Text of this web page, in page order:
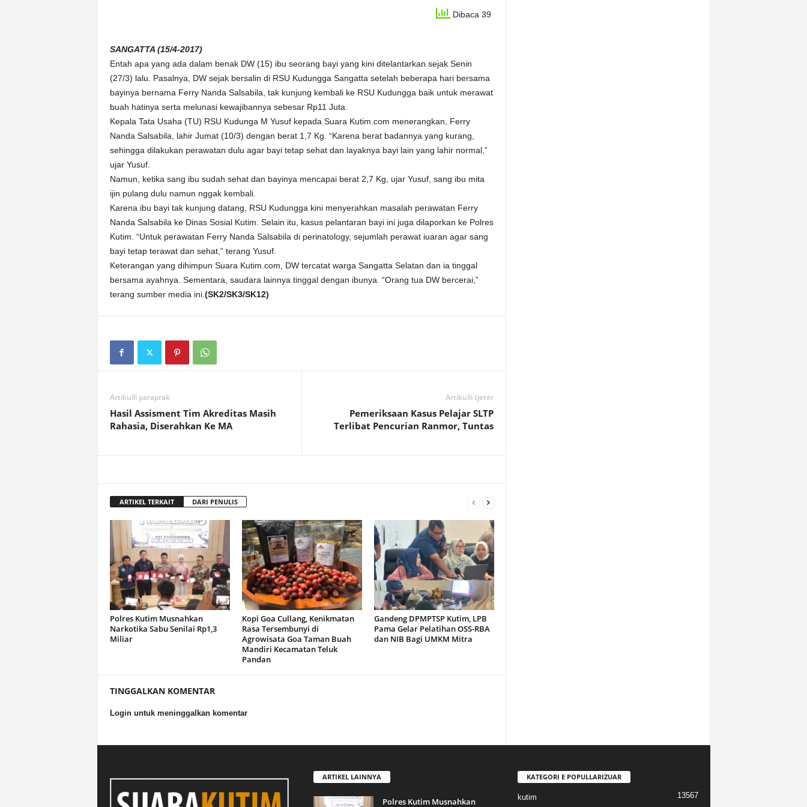
Dibaca 39
SANGATTA (15/4-2017)
Entah apa yang ada dalam benak DW (15) ibu seorang bayi yang kini ditelantarkan sejak Senin
(27/3) lalu. Pasalnya, DW sejak bersalin di RSU Kudungga Sangatta setelah beberapa hari bersama
bayinya bernama Ferry Nanda Salsabila, tak kunjung kembali ke RSU Kudungga baik untuk merawat
buah hatinya serta melunasi kewajibannya sebesar Rp11 Juta.
Kepala Tata Usaha (TU) RSU Kudunga M Yusuf kepada Suara Kutim.com menerangkan, Ferry
Nanda Salsabila, lahir Jumat (10/3) dengan berat 1,7 Kg. “Karena berat badannya yang kurang,
sehingga dilakukan perawatan dulu agar bayi tetap sehat dan layaknya bayi lain yang lahir normal,”
ujar Yusuf.
Namun, ketika sang ibu sudah sehat dan bayinya mencapai berat 2,7 Kg, ujar Yusuf, sang ibu mita
ijin pulang dulu namun nggak kembali.
Karena ibu bayi tak kunjung datang, RSU Kudungga kini menyerahkan masalah perawatan Ferry
Nanda Salsabila ke Dinas Sosial Kutim. Selain itu, kasus pelantaran bayi ini juga dilaporkan ke Polres
Kutim. “Untuk perawatan Ferry Nanda Salsabila di perinatology, sejumlah perawat iuaran agar sang
bayi tetap terawat dan sehat,” terang Yusuf.
Keterangan yang dihimpun Suara Kutim.com, DW tercatat warga Sangatta Selatan dan ia tinggal
bersama ayahnya. Sementara, saudara lainnya tinggal dengan ibunya. “Orang tua DW bercerai,”
terang sumber media ini. (SK2/SK3/SK12)
Artikulli paraprak
Hasil Assisment Tim Akreditas Masih
Rahasia, Diserahkan Ke MA
Artikulli tjetër
Pemeriksaan Kasus Pelajar SLTP
Terlibat Pencurian Ranmor, Tuntas
ARTIKEL TERKAIT DARI PENULIS
Polres Kutim Musnahkan
Narkotika Sabu Senilai Rp1,3
Miliar
Kopi Goa Cullang, Kenikmatan
Rasa Tersembunyi di
Agrowisata Goa Taman Buah
Mandiri Kecamatan Teluk
Pandan
Gandeng DPMPTSP Kutim, LPB
Pama Gelar Pelatihan OSS-RBA
dan NIB Bagi UMKM Mitra
TINGGALKAN KOMENTAR
Login untuk meninggalkan komentar
ARTIKEL LAINNYA
Polres Kutim Musnahkan
KATEGORI E POPULLARIZUAR
kutim 13567